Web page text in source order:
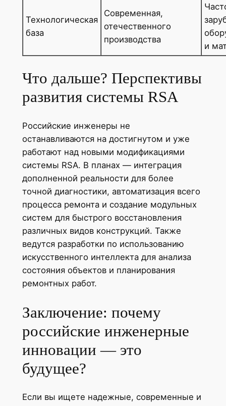
Технологическая
база
Современная,
отечественного
производства
и
Что дальше? Перспективы
развития системы RSA
Российские инженеры не
останавливаются на достигнутом и уже
работают над новыми модификациями
системы RSA. В планах — интеграция
дополненной реальности для более
точной диагностики, автоматизация всего
процесса ремонта и создание модульных
систем для быстрого восстановления
различных видов конструкций. Также
ведутся разработки по использованию
искусственного интеллекта для анализа
состояния объектов и планирования
ремонтных работ.
Заключение: почему
российские инженерные
инновации — это
будущее?
Если вы ищете надежные, современные и